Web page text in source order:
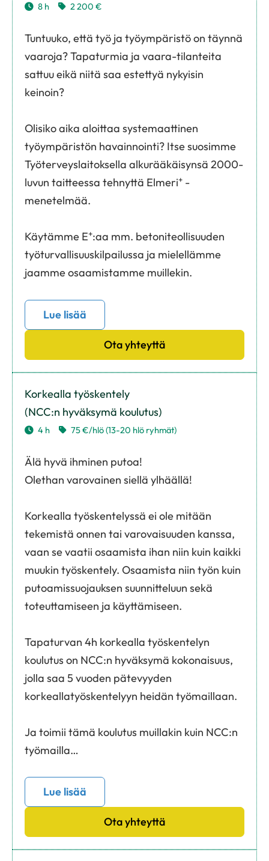
8 h 2 200 €
Tuntuuko, että työ ja työympäristö on täynnä
vaaroja? Tapaturmia ja vaara-tilanteita
sattuu eikä niitä saa estettyä nykyisin
keinoin?
Olisiko aika aloittaa systemaattinen
työympäristön havainnointi? Itse suosimme
Työterveyslaitoksella alkurääkäisynsä 2000-
luvun taitteessa tehnyttä Elmeri+ -
menetelmää.
Käytämme E+:aa mm. betoniteollisuuden
työturvallisuuskilpailussa ja mielellämme
jaamme osaamistamme muillekin.
Lue lisää
Ota yhteyttä
Korkealla työskentely
(NCC:n hyväksymä koulutus)
4 h 75 €/hlö (13-20 hlö ryhmät)
Älä hyvä ihminen putoa!
Olethan varovainen siellä ylhäällä!
Korkealla työskentelyssä ei ole mitään
tekemistä onnen tai varovaisuuden kanssa,
vaan se vaatii osaamista ihan niin kuin kaikki
muukin työskentely. Osaamista niin työn kuin
putoamissuojauksen suunnitteluun sekä
toteuttamiseen ja käyttämiseen.
Tapaturvan 4h korkealla työskentelyn
koulutus on NCC:n hyväksymä kokonaisuus,
jolla saa 5 vuoden pätevyyden
korkeallatyöskentelyyn heidän työmaillaan.
Ja toimii tämä koulutus muillakin kuin NCC:n
työmailla…
Lue lisää
Ota yhteyttä